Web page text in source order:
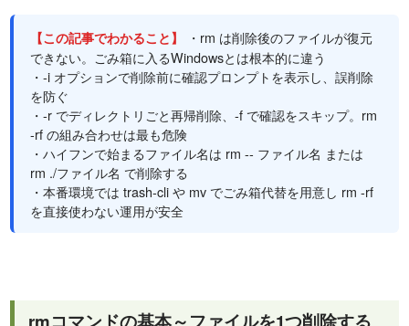
【この記事でわかること】
・rm は削除後のファイルが復元
できない。ごみ箱に入るWindowsとは根本的に違う
・-i オプションで削除前に確認プロンプトを表示し、誤削除
を防ぐ
・-r でディレクトリごと再帰削除、-f で確認をスキップ。rm
-rf の組み合わせは最も危険
・ハイフンで始まるファイル名は rm -- ファイル名 または
rm ./ファイル名 で削除する
・本番環境では trash-cli や mv でごみ箱代替を用意し rm -rf
を直接使わない運用が安全
rmコマンドの基本～ファイルを1つ削除する